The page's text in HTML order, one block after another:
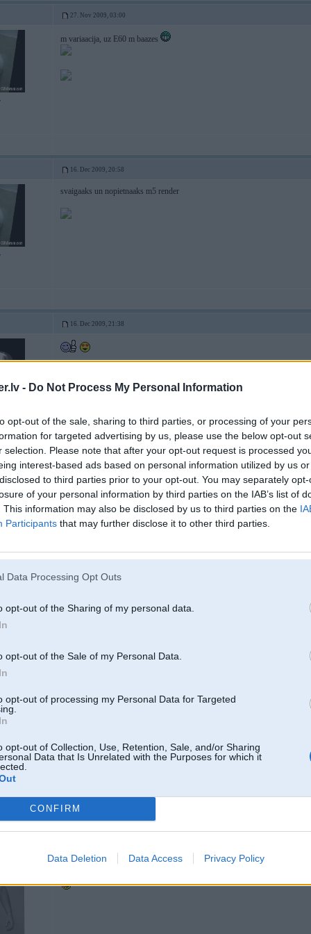
- Do Not Process My Personal Information
opt-out of the sale, sharing to third parties, or processing of your
for targeted advertising by us, please use the below opt-out
selection. Please note that after your opt-out request is processed
interest-based ads based on personal information utilized by us
to third parties prior to your opt-out. You may separately
of your personal information by third parties on the IAB’s list of
This information may also be disclosed by us to third parties on the
Participants that may further disclose it to other third parties.
Data Processing Opt Outs
opt-out of the Sharing of my personal data.
opt-out of the Sale of my Personal Data.
opt-out of processing my Personal Data for Targeted
opt-out of Collection, Use, Retention, Sale, and/or Sharing
Data that Is Unrelated with the Purposes for which it
CONFIRM
Data Deletion Data Access Privacy Policy
27. Nov 2009, 03:00
m variaacija, uz E60 m baazes
16. Dec 2009, 20:58
svaigaaks un nopietnaaks m5 render
16. Dec 2009, 21:38
15. Jan 2010, 22:41
vel dazhas variaacijas un neoficiaala informaacija paraadijusies
Downsizing and decreased emissions
The new BMW M5 will be sensational in terms of it's power combined
586 HP and 720 Nm of torque.
Thanks to more power, lower weight and more aerodynamic design the
15. Jan 2010, 22:50
Ja tagad M5 un RS6 ir virs 500zs un